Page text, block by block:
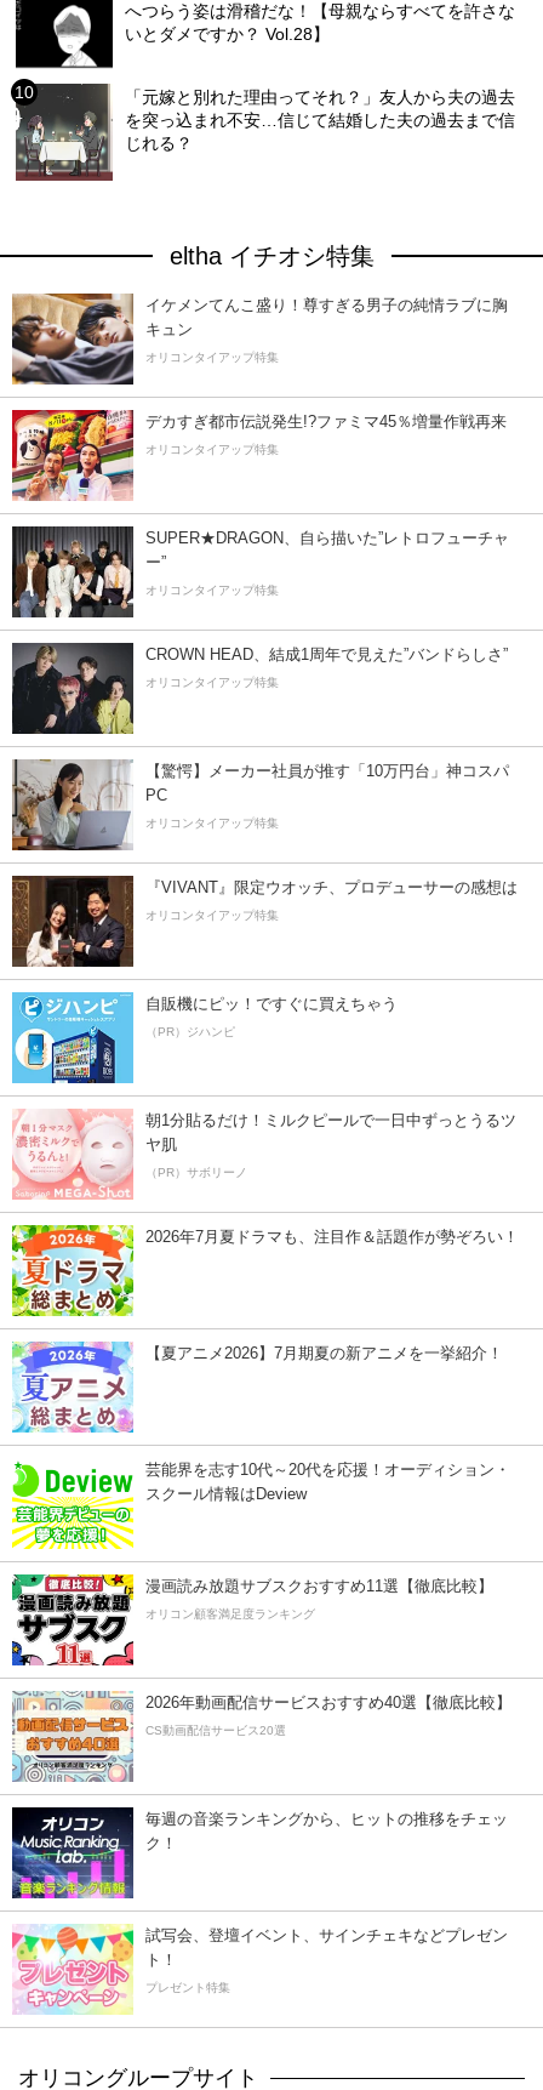
へつらう姿は滑稽だな！【母親ならすべてを許さな
いとダメですか？ Vol.28】
「元嫁と別れた理由ってそれ？」友人から夫の過去
を突っ込まれ不安…信じて結婚した夫の過去まで信
じれる？
eltha イチオシ特集
イケメンてんこ盛り！尊すぎる男子の純情ラブに胸
キュン
オリコンタイアップ特集
デカすぎ都市伝説発生!?ファミマ45％増量作戦再来
オリコンタイアップ特集
SUPER★DRAGON、自ら描いた”レトロフューチャ
ー”
オリコンタイアップ特集
CROWN HEAD、結成1周年で見えた”バンドらしさ”
オリコンタイアップ特集
【驚愕】メーカー社員が推す「10万円台」神コスパ
PC
オリコンタイアップ特集
『VIVANT』限定ウオッチ、プロデューサーの感想は
オリコンタイアップ特集
自販機にピッ！ですぐに買えちゃう
（PR）ジハンピ
朝1分貼るだけ！ミルクピールで一日中ずっとうるツ
ヤ肌
（PR）サボリーノ
2026年7月夏ドラマも、注目作＆話題作が勢ぞろい！
【夏アニメ2026】7月期夏の新アニメを一挙紹介！
芸能界を志す10代～20代を応援！オーディション・
スクール情報はDeview
漫画読み放題サブスクおすすめ11選【徹底比較】
オリコン顧客満足度ランキング
2026年動画配信サービスおすすめ40選【徹底比較】
CS動画配信サービス20選
毎週の音楽ランキングから、ヒットの推移をチェッ
ク！
試写会、登壇イベント、サインチェキなどプレゼン
ト！
プレゼント特集
オリコングループサイト